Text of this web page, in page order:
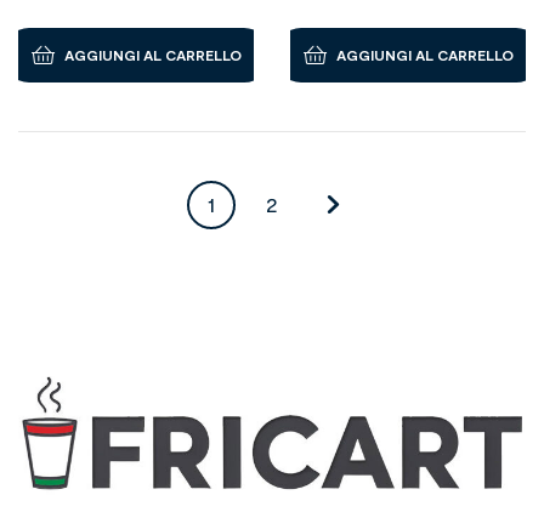
AGGIUNGI AL CARRELLO AGGIUNGI AL CARRELLO
1 2